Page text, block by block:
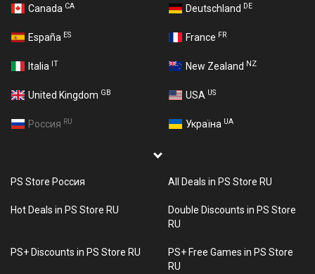
Canada CA Deutschland DE
España ES France FR
Italia IT New Zealand NZ
United Kingdom GB USA US
Россия RU Україна UA
PS Store Россия All Deals in PS Store RU
Hot Deals in PS Store RU
Double Discounts in PS Store
RU
PS+ Discounts in PS Store RU
PS+ Free Games in PS Store
RU